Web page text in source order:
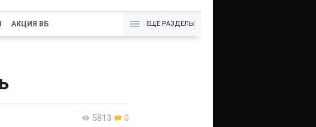
АКЦИЯ ВБ ЕЩЁ РАЗДЕЛЫ
5813 0